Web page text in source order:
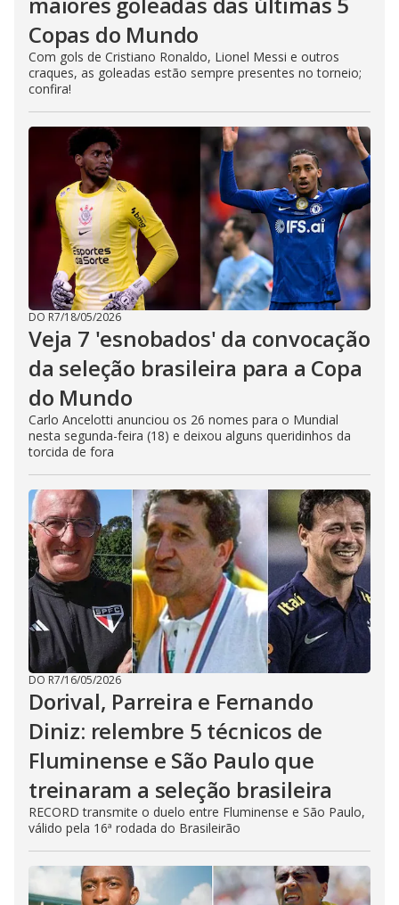
Copas do Mundo
Com gols de Cristiano Ronaldo, Lionel Messi e outros
craques, as goleadas estão sempre presentes no torneio;
confira!
DO R7/18/05/2026
Veja 7 'esnobados' da convocação
da seleção brasileira para a Copa
do Mundo
Carlo Ancelotti anunciou os 26 nomes para o Mundial
nesta segunda-feira (18) e deixou alguns queridinhos da
torcida de fora
DO R7/16/05/2026
Dorival, Parreira e Fernando
Diniz: relembre 5 técnicos de
Fluminense e São Paulo que
treinaram a seleção brasileira
RECORD transmite o duelo entre Fluminense e São Paulo,
válido pela 16ª rodada do Brasileirão